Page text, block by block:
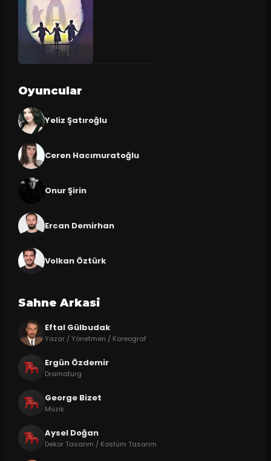
Oyuncular
Yeliz Şatıroğlu
Ceren Hacımuratoğlu
Onur Şirin
Ercan Demirhan
Volkan Öztürk
Sahne Arkasi
Eftal Gülbudak
Yazar / Yönetmen / Koreograf
Ergün Özdemir
Dramaturg
George Bizet
Müzik
Aysel Doğan
Dekor Tasarım / Kostüm Tasarım